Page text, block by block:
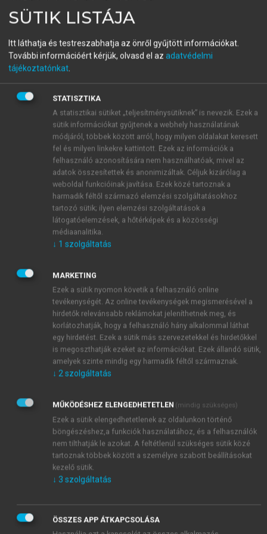
Vezetés és szervezés
menu_book OLVASÁS
Feladatkontroll
feladatkontrollfolyamata biztosítja, hogy
meghatározott feladatokat hatékonyan és
eredményesen valósítsanak meg.” (Anthony–
Govindarajan, 2009, 11. oldal) A feladatkontroll
egyedi, konkrét munkafeladatokra vonatkozó, kis
létszámú munkacsoportok irányításához kapcsolódó,
nagyon rövid időtávú tevékenység. A standardok
munkafeladatokra vonatkozó előírások, szabályok
formájában kerülnek kialakításra. Ellenőrzésük
sokszor nem is igényel emberi jelenlétet. A
feladatkontroll egyaránt kapcsolható a szervezési
funkció folyamattervezési és munkaszervezési,
valamint a személyes vezetés munkakör-tervezési
részfeladatához.
SÜTIK LISTÁJA
Itt láthatja és testreszabhatja az önről gyűjtött információkat.
További információért kérjük, olvasd el az adatvédelmi
tájékoztatónkat.
STATISZTIKA
A statisztikai sütiket „teljesítménysütiknek” is nevezik. Ezek a
sütik információkat gyűjtenek a webhely használatának
módjáról, többek között arról, hogy milyen oldalakat keresett
fel és milyen linkekre kattintott. Ezek az információk a
felhasználó azonosítására nem használhatóak, mivel az
adatok összesítettek és anonimizáltak. Céljuk kizárólag a
weboldal funkcióinak javítása. Ezek közé tartoznak a
harmadik féltől származó elemzési szolgáltatásokhoz
tartozó sütik; ilyen elemzési szolgáltatások a
látogatóelemzések, a hőtérképek és a közösségi
médiaanalitika.
↓ 1 szolgáltatás
MARKETING
Ezek a sütik nyomon követik a felhasználó online
tevékenységét. Az online tevékenységek megismerésével a
hirdetők relevánsabb reklámokat jeleníthetnek meg, és
korlátozhatják, hogy a felhasználó hány alkalommal láthat
egy hirdetést. Ezek a sütik más szervezetekkel és hirdetőkkel
is megoszthatják ezeket az információkat. Ezek állandó sütik,
amelyek szinte mindig egy harmadik féltől származnak.
↓ 2szolgáltatás
MŰKÖDÉSHEZ ELENGEDHETETLEN (mindig szükséges)
Ezek a sütik elengedhetetlenek az oldalunkon történő
böngészéshez,a funkciók használatához, és a felhasználók
nem tilthatják le azokat. A feltétlenül szükséges sütik közé
tartoznak többek között a személyre szabott beállításokat
kezelő sütik.
↓ 3 szolgáltatás
ÖSSZES APP ÁTKAPCSOLÁSA